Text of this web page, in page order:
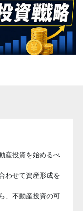
産投資を始めるべ
わせて資産形成を
、不動産投資の可